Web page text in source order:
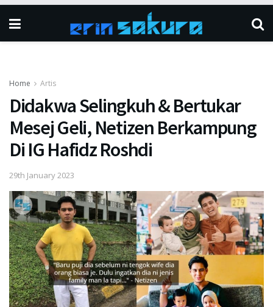
Home Artis
Didakwa Selingkuh & Bertukar
Mesej Geli, Netizen Berkampung
Di IG Hafidz Roshdi
29th January 2023